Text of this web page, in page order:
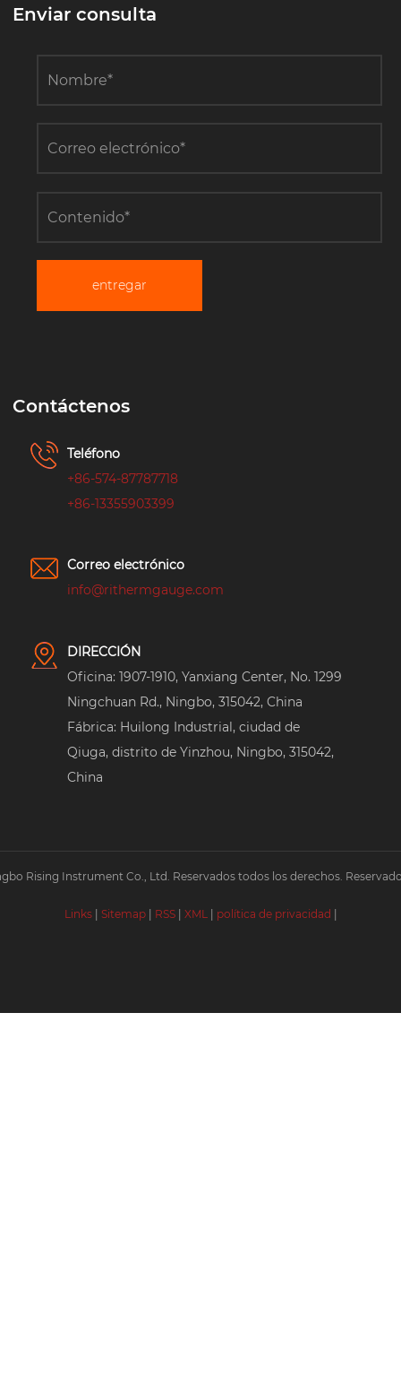
Enviar consulta
entregar
Contáctenos
Teléfono
+86-574-87787718
+86-13355903399
Correo electrónico
info@rithermgauge.com
DIRECCIÓN
Oficina: 1907-1910, Yanxiang Center, No. 1299
Ningchuan Rd., Ningbo, 315042, China
Fábrica: Huilong Industrial, ciudad de
Qiuga, distrito de Yinzhou, Ningbo, 315042,
China
Rising Instrument Co., Ltd. Reservados todos los derechos.
Links | Sitemap | RSS | XML | política de privacidad |